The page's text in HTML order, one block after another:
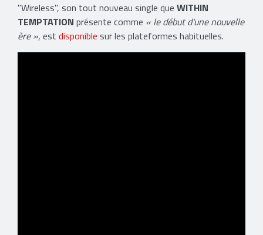
"Wireless", son tout nouveau single que WITHIN
TEMPTATION présente comme « le début d'une nouvelle
ère », est disponible sur les plateformes habituelles.